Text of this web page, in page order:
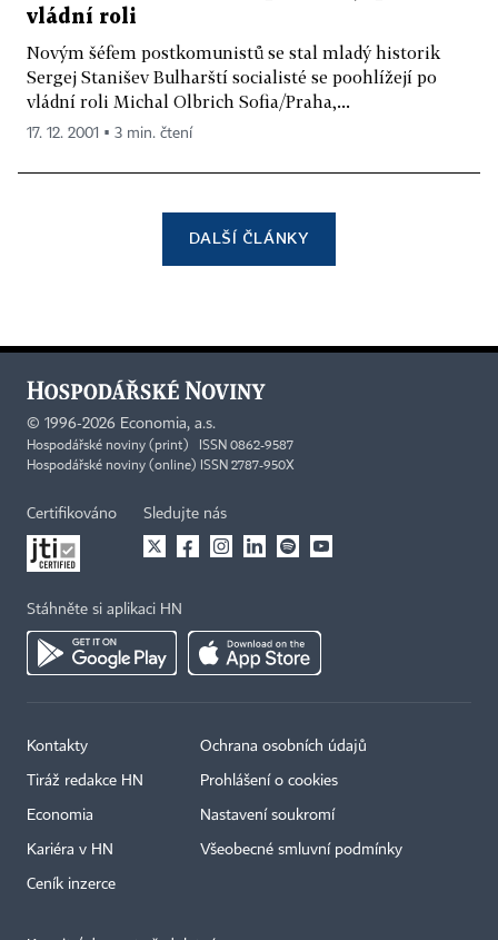
vládní roli
Novým šéfem postkomunistů se stal mladý historik
Sergej Stanišev Bulharští socialisté se poohlížejí po
vládní roli Michal Olbrich Sofia/Praha,...
17. 12. 2001 ▪ 3 min. čtení
DALŠÍ ČLÁNKY
© 1996-2026 Economia, a.s.
Hospodářské noviny (print) ISSN 0862-9587
Hospodářské noviny (online) ISSN 2787-950X
Certifikováno Sledujte nás
Stáhněte si aplikaci HN
Kontakty
Tiráž redakce HN
Economia
Kariéra v HN
Ceník inzerce
Ochrana osobních údajů
Prohlášení o cookies
Nastavení soukromí
Všeobecné smluvní podmínky